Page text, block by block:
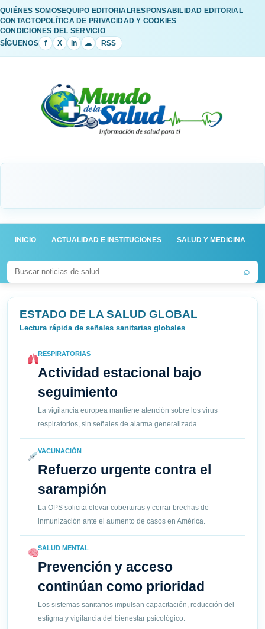
QUIÉNES SOMOSEQUIPO EDITORIALRESPONSABILIDAD EDITORIAL
CONTACTOPOLÍTICA DE PRIVACIDAD Y COOKIES
CONDICIONES DEL SERVICIO
SÍGUENOS
f X in ☁ RSS
INICIO ACTUALIDAD E INSTITUCIONES SALUD Y MEDICINA
⌕
ESTADO DE LA SALUD GLOBAL
Lectura rápida de señales sanitarias globales
RESPIRATORIAS
Actividad estacional bajo
seguimiento
La vigilancia europea mantiene atención sobre los virus
respiratorios, sin señales de alarma generalizada.
VACUNACIÓN
Refuerzo urgente contra el
sarampión
La OPS solicita elevar coberturas y cerrar brechas de
inmunización ante el aumento de casos en América.
SALUD MENTAL
Prevención y acceso
continúan como prioridad
Los sistemas sanitarios impulsan capacitación, reducción del
estigma y vigilancia del bienestar psicológico.